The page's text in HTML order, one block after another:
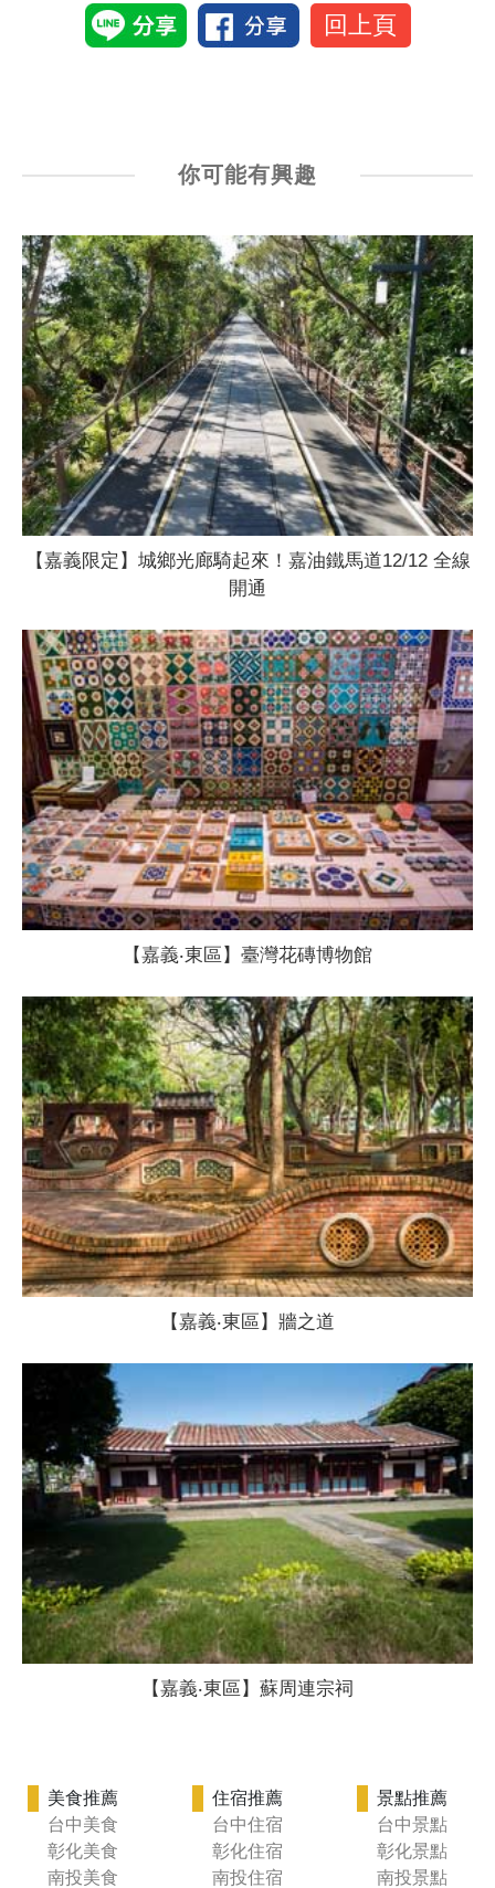
回上頁
你可能有興趣
【嘉義限定】城鄉光廊騎起來！嘉油鐵馬道12/12 全線
開通
【嘉義‧東區】臺灣花磚博物館
【嘉義‧東區】牆之道
【嘉義‧東區】蘇周連宗祠
美食推薦
台中美食
彰化美食
南投美食
住宿推薦
台中住宿
彰化住宿
南投住宿
景點推薦
台中景點
彰化景點
南投景點